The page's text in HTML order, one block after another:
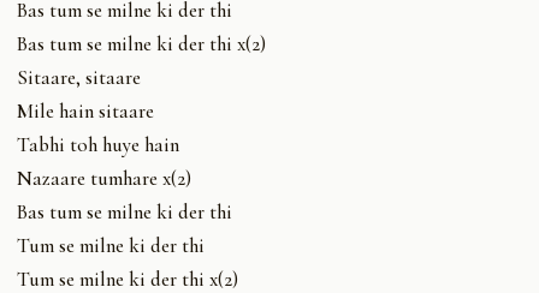
Bas tum se milne ki der thi
Bas tum se milne ki der thi x(2)
Sitaare, sitaare
Mile hain sitaare
Tabhi toh huye hain
Nazaare tumhare x(2)
Bas tum se milne ki der thi
Tum se milne ki der thi
Tum se milne ki der thi x(2)